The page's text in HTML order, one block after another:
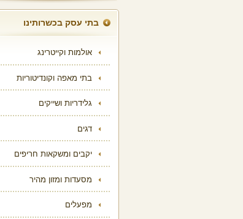
בתי עסק בכשרותינו
אולמות וקייטרינג
בתי מאפה וקונדיטוריות
גלידריות ושייקים
דגים
יקבים ומשקאות חריפים
מסעדות ומזון מהיר
מפעלים